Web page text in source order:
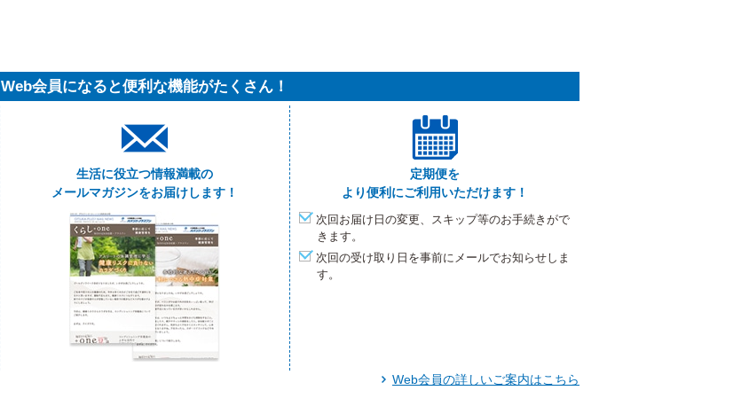
Web会員になると便利な機能がたくさん！
生活に役立つ情報満載の
メールマガジンをお届けします！
定期便を
より便利にご利用いただけます！
次回お届け日の変更、スキップ等のお手続きがで
きます。
次回の受け取り日を事前にメールでお知らせしま
す。
Web会員の詳しいご案内はこちら